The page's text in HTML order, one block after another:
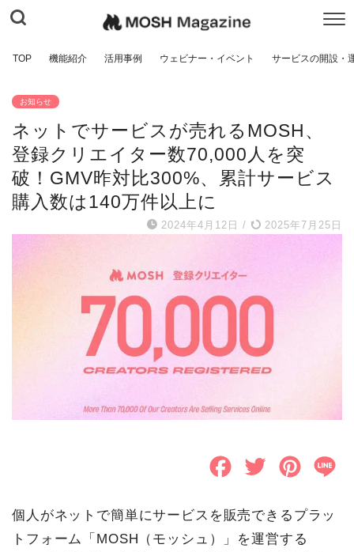
TOP 機能紹介 活用事例 ウェビナー・イベント サービスの開設・
お知らせ
ネットでサービスが売れるMOSH、
登録クリエイター数70,000人を突
破！GMV昨対比300%、累計サービス
購入数は140万件以上に
2024年4月12日 / 2025年7月25日
c i
個人がネットで簡単にサービスを販売できるプラッ
トフォーム「MOSH（モッシュ）」を運営する